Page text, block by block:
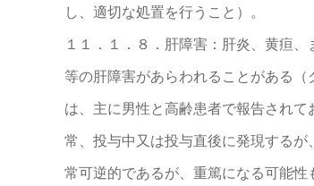
し、適切な処置を行うこと）。
１１．１．８．肝障害：肝炎、黄疸
等の肝障害があらわれることがある
は、主に男性と高齢患者で報告され
常、投与中又は投与直後に発現する
常可逆的であるが、重篤になる可能性